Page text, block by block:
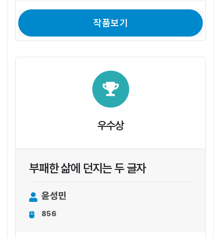
작품보기
우수상
부패한 삶에 던지는 두 글자
윤성민
856